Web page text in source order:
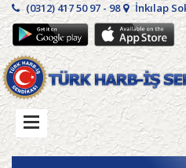
(0312) 417 50 97 - 98 İnkılap